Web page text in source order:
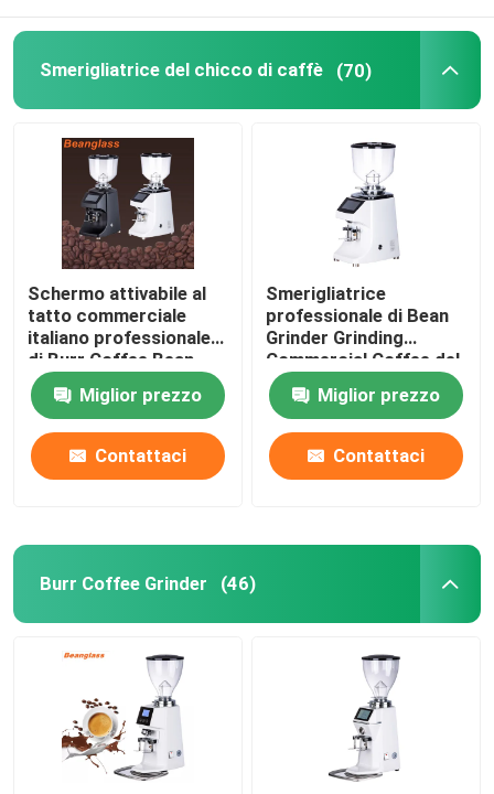
Smerigliatrice del chicco di caffè (70)
Schermo attivabile al
tatto commerciale
italiano professionale
di Burr Coffee Bean
Grinder With LED
Miglior prezzo
Contattaci
Smerigliatrice
professionale di Bean
Grinder Grinding
Commercial Coffee del
caffè del caffè
espressoMiglior prezzo
Contattaci
Burr Coffee Grinder (46)